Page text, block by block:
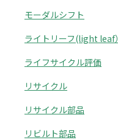
モーダルシフト
ライトリーフ(light leaf）
ライフサイクル評価
リサイクル
リサイクル部品
リビルト部品